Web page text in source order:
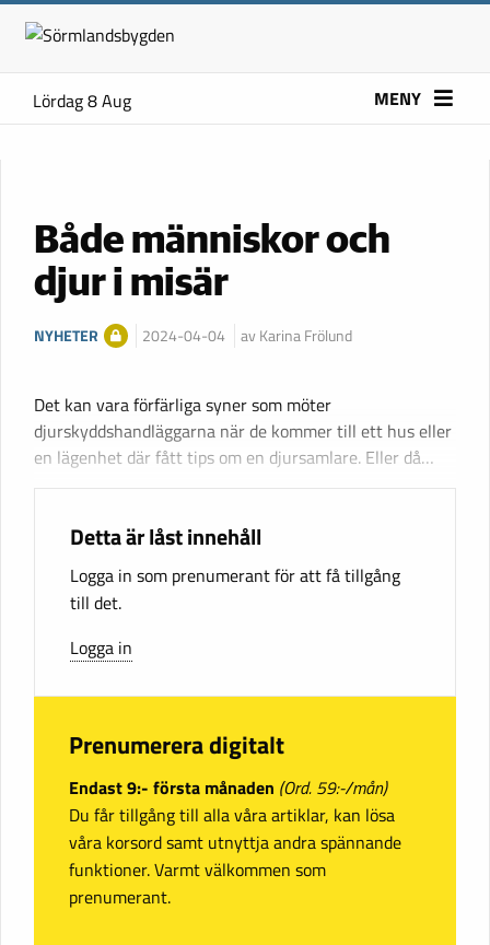
Lördag 8 Aug MENY
Både människor och
djur i misär
NYHETER 2024-04-04 av Karina Frölund
Det kan vara förfärliga syner som möter
djurskyddshandläggarna när de kommer till ett hus eller
en lägenhet där fått tips om en djursamlare. Eller då…
Detta är låst innehåll
Logga in som prenumerant för att få tillgång
till det.
Logga in
Prenumerera digitalt
Endast 9:- första månaden (Ord. 59:-/mån)
Du får tillgång till alla våra artiklar, kan lösa
våra korsord samt utnyttja andra spännande
funktioner. Varmt välkommen som
prenumerant.